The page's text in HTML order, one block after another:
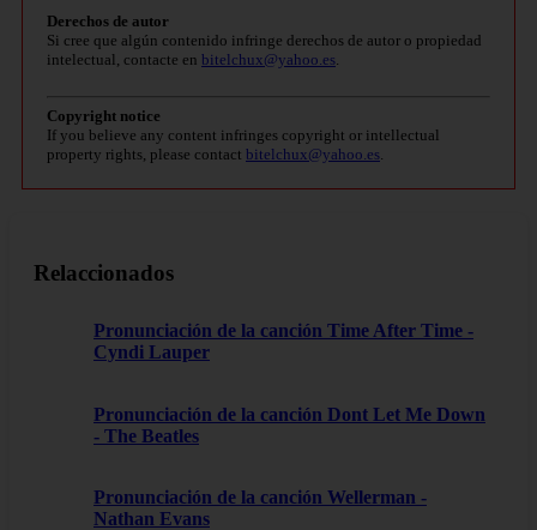
Derechos de autor
Si cree que algún contenido infringe derechos de autor o propiedad
intelectual, contacte en bitelchux@yahoo.es
Copyright notice
If you believe any content infringes copyright or intellectual
property rights, please contact bitelchux@yahoo.es
Relaccionados
Pronunciación de la canción Time After Time -
Cyndi Lauper
Pronunciación de la canción Dont Let Me Down
- The Beatles
Pronunciación de la canción Wellerman -
Nathan Evans